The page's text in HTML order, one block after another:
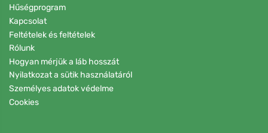
Hűségprogram
Kapcsolat
Feltételek és feltételek
Rólunk
Hogyan mérjük a láb hosszát
Nyilatkozat a sütik használatáról
Személyes adatok védelme
Cookies